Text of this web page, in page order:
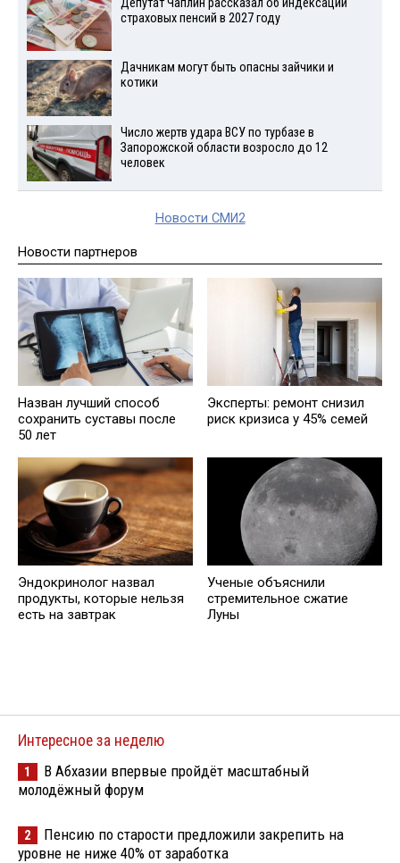
страховых пенсий в 2027 году
Дачникам могут быть опасны зайчики и
котики
Число жертв удара ВСУ по турбазе в
Запорожской области возросло до 12
человек
Новости СМИ2
Новости партнеров
Назван лучший способ
сохранить суставы после
50 лет
Эксперты: ремонт снизил
риск кризиса у 45% семей
Эндокринолог назвал
продукты, которые нельзя
есть на завтрак
Ученые объяснили
стремительное сжатие
Луны
Интересное за неделю
1
В Абхазии впервые пройдёт масштабный
молодёжный форум
2
Пенсию по старости предложили закрепить на
уровне не ниже 40% от заработка